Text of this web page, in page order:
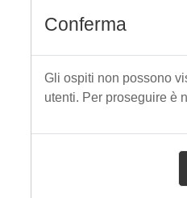
Conferma
Gli ospiti non possono
utenti. Per proseguire è